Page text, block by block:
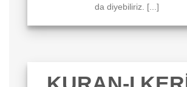
da diyebiliriz. [...]